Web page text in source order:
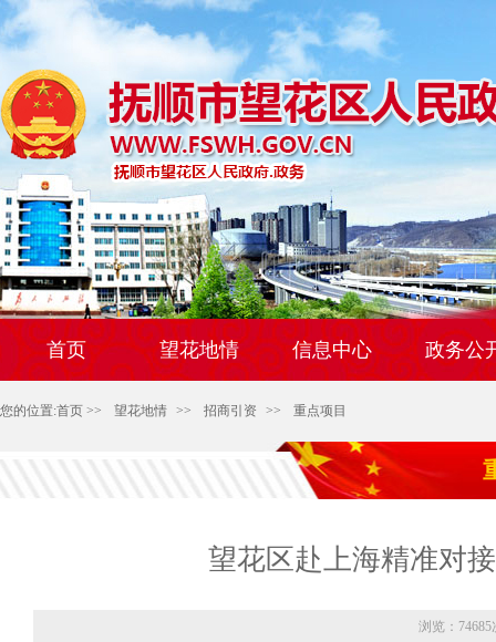
首页 望花地情 信息中心 政务公
您的位置:首页 >> 望花地情 >> 招商引资 >> 重点项目
望花区赴上海精准对
浏览：74685